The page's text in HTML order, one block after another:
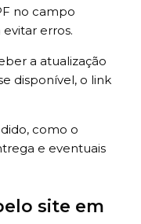
no campo
erros.
a atualização
disponível, o link
como o
e eventuais
site em